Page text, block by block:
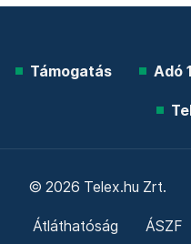
Támogatás Adó
© 2026 Telex.hu Zrt.
Átláthatóság ÁSZF